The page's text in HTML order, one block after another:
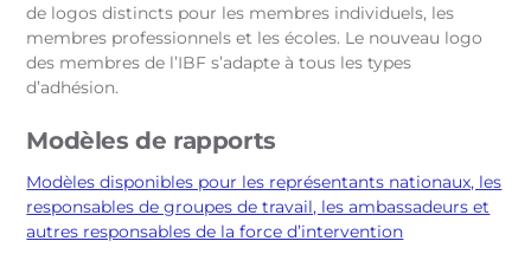
de logos distincts pour les membres individuels, les
membres professionnels et les écoles. Le nouveau logo
des membres de l’IBF s’adapte à tous les types
d’adhésion.
Modèles de rapports
Modèles disponibles pour les représentants nationaux, les
responsables de groupes de travail, les ambassadeurs et
autres responsables de la force d’intervention